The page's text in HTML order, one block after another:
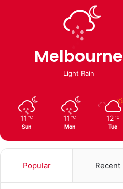
Melbourne
Light Rain
11 ℃
Sun
11 ℃
Mon
12 ℃
Tue
Popular Recent